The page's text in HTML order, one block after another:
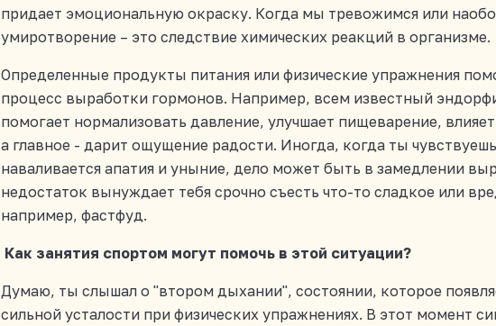
придает эмоциональную окраску. Когда мы тревожимся или
умиротворение – это следствие химических реакций в организме.
Определенные продукты питания или физические упражнения
процесс выработки гормонов. Например, всем известный
помогает нормализовать давление, улучшает пищеварение,
а главное - дарит ощущение радости. Иногда, когда ты
наваливается апатия и уныние, дело может быть в замедлении
недостаток вынуждает тебя срочно съесть что-то сладкое или
например, фастфуд.
Как занятия спортом могут помочь в этой ситуации?
Думаю, ты слышал о "втором дыхании", состоянии, которое
сильной усталости при физических упражнениях. В этот момент